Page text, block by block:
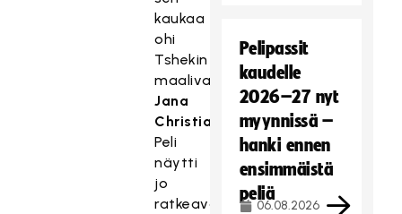
kaukaa
ohi
Tshekin
maalivahti
Jana
Christianovan.
Peli
näytti
jo
ratkeavan
Pelipassit
kaudelle
2026–27 nyt
myynnissä –
hanki ennen
ensimmäistä
peliä
06.08.2026